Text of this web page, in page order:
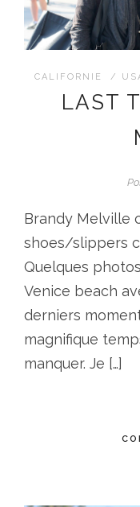
CALIFORNIE /
LAST
Brandy Melville
shoes/slippers
Quelques
Venice beach
derniers
magnifique
manquer. Je […]